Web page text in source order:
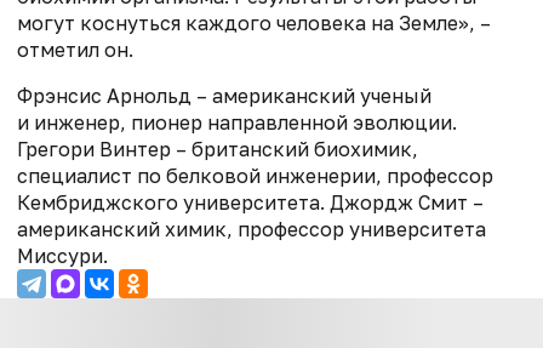
могут коснуться каждого человека на Земле», –
отметил он.
Фрэнсис Арнольд – американский ученый
и инженер, пионер направленной эволюции.
Грегори Винтер – британский биохимик,
специалист по белковой инженерии, профессор
Кембриджского университета. Джордж Смит –
американский химик, профессор университета
Миссури.